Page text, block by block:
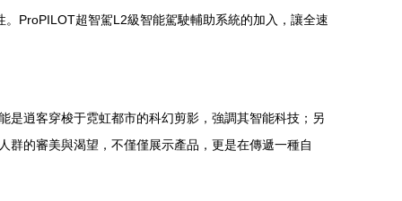
ProPILOT超智駕L2級智能駕駛輔助系統的加入，讓全速
是逍客穿梭于霓虹都市的科幻剪影，強調其智能科技；另
的審美與渴望，不僅僅展示產品，更是在傳遞一種自